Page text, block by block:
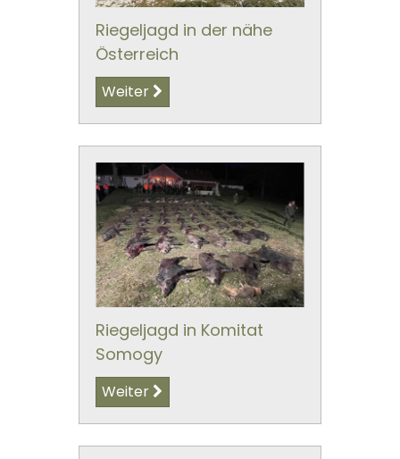
Riegeljagd in der nähe
Österreich
Weiter
Riegeljagd in Komitat
Somogy
Weiter